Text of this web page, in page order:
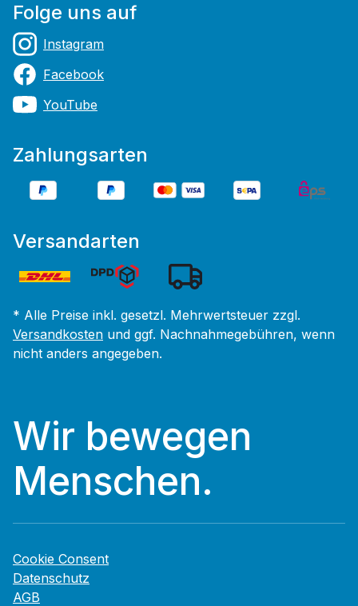
Folge uns auf
Instagram
Facebook
YouTube
Zahlungsarten
Versandarten
* Alle Preise inkl. gesetzl. Mehrwertsteuer zzgl.
Versandkosten und ggf. Nachnahmegebühren, wenn
nicht anders angegeben.
Wir bewegen
Menschen.
Cookie Consent
Datenschutz
AGB